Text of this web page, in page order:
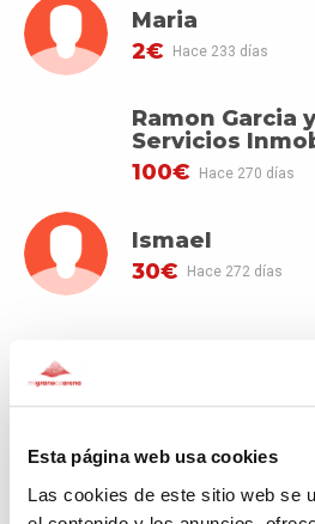
Esta página web usa cookies
Las cookies de este sitio web se
Maria
2€
Hace 233 días
Ramon Garcia
Servicios
100€
Hace 270 días
Ismael
30€
Hace 272 días